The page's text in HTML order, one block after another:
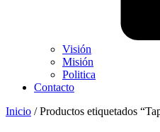
Visión
Misión
Politica
Contacto
Inicio / Productos etiquetados